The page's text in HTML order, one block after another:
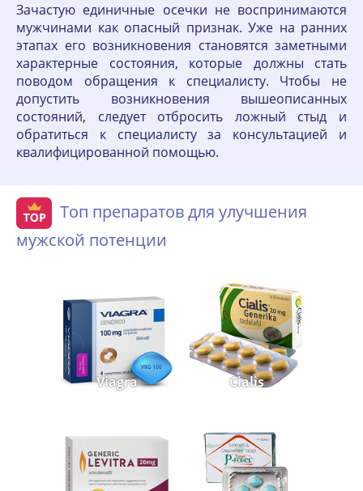
Зачастую единичные осечки не воспринимаются
мужчинами как опасный признак. Уже на ранних
этапах его возникновения становятся заметными
характерные состояния, которые должны стать
поводом обращения к специалисту. Чтобы не
допустить возникновения вышеописанных
состояний, следует отбросить ложный стыд и
обратиться к специалисту за консультацией и
квалифицированной помощью.
Топ препаратов для улучшения
мужской потенции
Viagra Cialis